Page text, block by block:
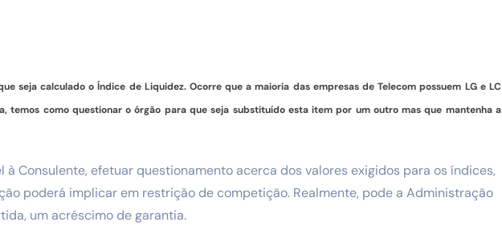
seja calculado o Índice de Liquidez. Ocorre que a maioria das empresas de Telecom possuem LG e LC
temos como questionar o órgão para que seja substituído esta item por um outro mas que mantenha a
à Consulente, efetuar questionamento acerca dos valores exigidos para os índices,
poderá implicar em restrição de competição. Realmente, pode a Administração
um acréscimo de garantia.